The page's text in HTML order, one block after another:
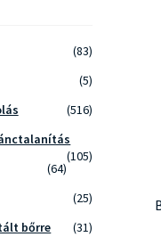
(83)
(5)
(516)
(105)
(64)
(25)
bőrre
(31)